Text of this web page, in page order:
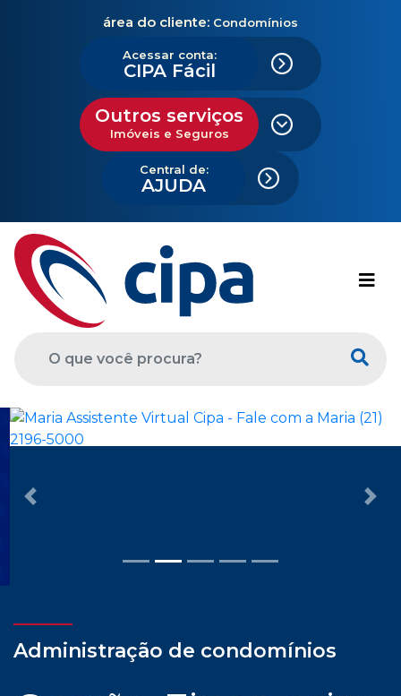
área do cliente: Condomínios
Acessar conta:
CIPA Fácil
Outros serviços
Imóveis e Seguros
Central de:
AJUDA
Previous
Gestão Financeira
Completa e
Digital